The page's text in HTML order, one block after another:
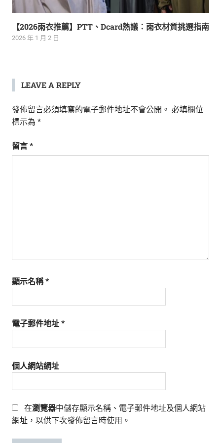
【2026雨衣推薦】PTT、Dcard熱議：雨衣材質挑選指南
2026 年 1 月 2 日
LEAVE A REPLY
發佈留言必須填寫的電子郵件地址不會公開。 必填欄位
標示為 *
留言 *
顯示名稱*
電子郵件地址 *
個人網站網址
在瀏覽器中儲存顯示名稱、電子郵件地址及個人網站
網址，以供下次發佈留言時使用。